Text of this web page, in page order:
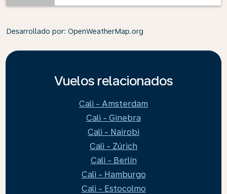
Desarrollado por: OpenWeatherMap.org
Vuelos relacionados
Cali - Amsterdam
Cali - Ginebra
Cali - Nairobi
Cali - Zúrich
Cali - Berlín
Cali - Hamburgo
Cali - Estocolmo